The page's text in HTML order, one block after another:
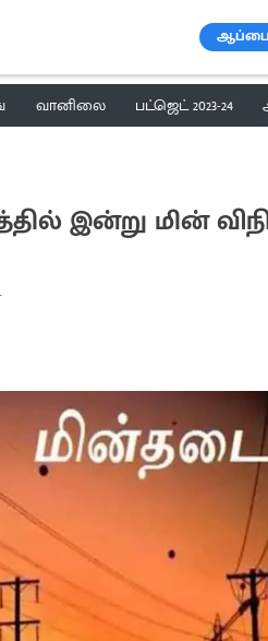
ஆப்பை
வானிலை பட்ஜெட் 2023-24
இன்று மின்